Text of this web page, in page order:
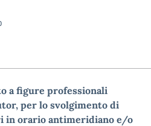
a figure professionali
per lo svolgimento di
in orario antimeridiano e/o